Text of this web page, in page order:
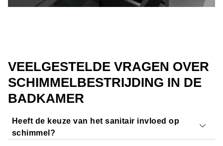
VEELGESTELDE VRAGEN OVER
SCHIMMELBESTRIJDING IN DE
BADKAMER
Heeft de keuze van het sanitair invloed op
schimmel?